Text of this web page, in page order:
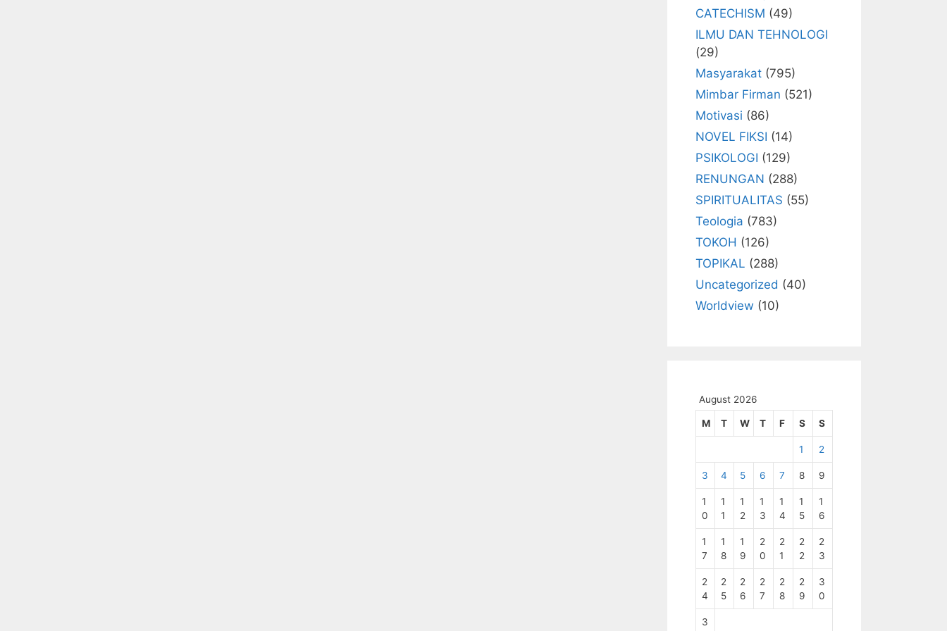
CATECHISM (49)
ILMU DAN TEHNOLOGI
(29)
Masyarakat (795)
Mimbar Firman (521)
Motivasi (86)
NOVEL FIKSI (14)
PSIKOLOGI (129)
RENUNGAN (288)
SPIRITUALITAS (55)
Teologia (783)
TOKOH (126)
TOPIKAL (288)
Uncategorized (40)
Worldview (10)
August 2026
M T W T F S S
1 2
3 4 5 6 7 8 9
1
0
1
1
1
2
1
3
1
4
1
5
1
6
1
7
1
8
1
9
2
0
2
1
2
2
2
3
2
4
2
5
2
6
2
7
2
8
2
9
3
0
3